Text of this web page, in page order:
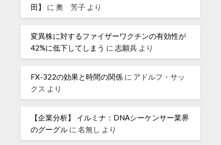
田】
に奧 芳子 より
変異株に対するファイザーワクチンの有効性が
42%に低下してしまう に志願兵 より
FX-322の効果と時間の関係 に アドルフ・サッ
クス より
【企業分析】 イルミナ：DNAシーケンサー業界
のグーグル に名無し より